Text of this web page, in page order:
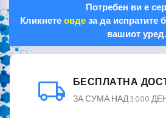
Потребен ви е
Кликнетеовдеза да испратите
вашиот уред.
БЕСПЛАТНА
ЗА СУМА НАД 3.000